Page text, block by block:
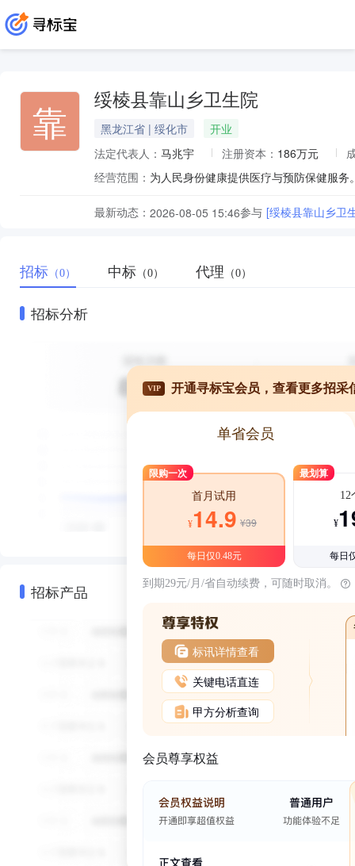
靠 绥棱县靠山乡卫生院
黑龙江省 | 绥化市
开业
法定代表人： 马兆宇 注册资本： 186万元
经营范围： 为人民身份健康提供医疗与预防保健服
最新动态： 2026-08-05 15:46参与 [绥棱县靠山乡卫
招标 （0） 中标 （0） 代理 （0）
招标分析
招标产品
VIP 开通寻标宝会员，查看更多招采
单省会员
限购一次
首月试用
¥14.9 ¥39
每日仅0.48元
最划算
12
¥
每日
到期29元/月/省自动续费，可随时取消。
标讯详情查看
关键电话直连
甲方分析查询
会员尊享权益